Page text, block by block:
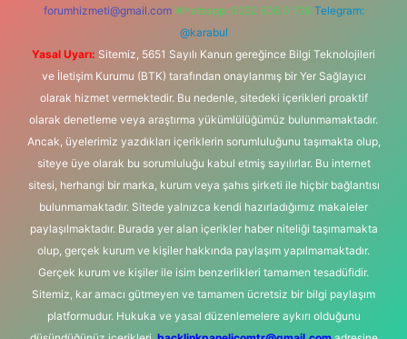
forumhizmeti@gmail.com Whatsapp: 0262 606 0 726 Telegram:
@karabul
Yasal Uyarı: Sitemiz, 5651 Sayılı Kanun gereğince Bilgi Teknolojileri
ve İletişim Kurumu (BTK) tarafından onaylanmış bir Yer Sağlayıcı
olarak hizmet vermektedir. Bu nedenle, sitedeki içerikleri proaktif
olarak denetleme veya araştırma yükümlülüğümüz bulunmamaktadır.
Ancak, üyelerimiz yazdıkları içeriklerin sorumluluğunu taşımakta olup,
siteye üye olarak bu sorumluluğu kabul etmiş sayılırlar. Bu internet
sitesi, herhangi bir marka, kurum veya şahıs şirketi ile hiçbir bağlantısı
bulunmamaktadır. Sitede yalnızca kendi hazırladığımız makaleler
paylaşılmaktadır. Burada yer alan içerikler haber niteliği taşımamakta
olup, gerçek kurum ve kişiler hakkında paylaşım yapılmamaktadır.
Gerçek kurum ve kişiler ile isim benzerlikleri tamamen tesadüfidir.
Sitemiz, kar amacı gütmeyen ve tamamen ücretsiz bir bilgi paylaşım
platformudur. Hukuka ve yasal düzenlemelere aykırı olduğunu